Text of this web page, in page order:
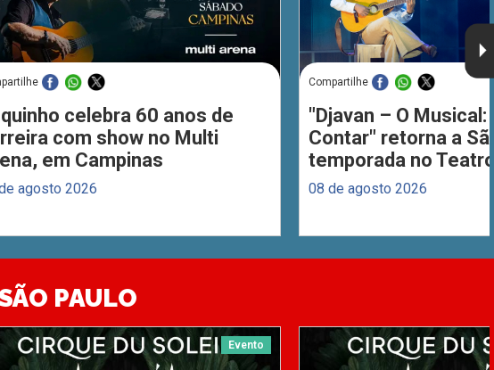
celebra 60 anos de
com show no Multi
em Campinas
agosto 2026
Compartilhe
"Djavan – O Musical:
Contar" retorna a
temporada no
08 de agosto 2026
PAULO
Evento